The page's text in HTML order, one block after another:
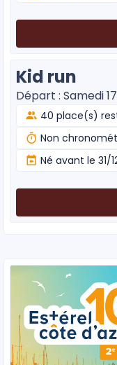
Kid run
Départ : Samedi
40 place(s)
Non
Né avant le 31/